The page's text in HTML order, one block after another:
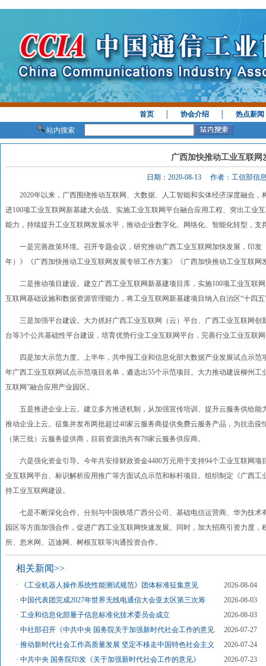
首页 │协会介绍 │热点新闻
站内搜索
广西加快推动工业互联网
日期：2020-08-13 作者：工信部信
2020年以来，广西围绕推动互联网、大数据、人工智能和实体经济深度融合，
进100项工业互联网新基建大会战、实施工业互联网平台融合应用工程、突出工业
能力，持续提升工业互联网发展水平，推动企业数字化、网络化、智能化转型，支
一是完善政策环境。召开专题会议，研究推动广西工业互联网加快发展，印发
年）》《广西加快推动工业互联网发展专班工作方案》《广西加快推动工业互联
二是推动项目建设。建立广西工业互联网新基建项目库，实施100项工业互联
互联网基础设施和数据资源管理能力，将工业互联网新基建项目纳入自治区“十四
三是加强平台建设。大力抓好广西工业互联网（云）平台、广西工业互联网创
台等3个公共基础性平台建设，培育优势行业工业互联网平台，完善行业工业互联
四是加大示范力度。上半年，共申报工业和信息化部大数据产业发展试点示范
年广西工业互联网试点示范项目名单，遴选出55个示范项目。大力推动建设柳州
互联网”融合应用产业园区。
五是推进企业上云。建立多方推进机制，从加强宣传培训、提升云服务供给能
推动企业上云。征集并发布两批超过40家云服务商提供免费云服务产品，为抗击
（第三批）云服务提供商，目前资源池共有79家云服务供应商。
六是强化资金引导。今年共安排财政资金4480万元用于支持94个工业互联网项
业互联网平台、标识解析应用推广等方面试点示范和标杆项目。组织制定《广西
持工业互联网建设。
七是不断深化合作。分别与中国铁塔广西分公司、基础电信运营商、华为技术
园区等方面加强合作，促进广西工业互联网快速发展。同时，加大招商引资力度
所、忽米网、迈迪网、树根互联等沟通投资合作。
相关新闻>>
· 《工业机器人操作系统性能测试规范》团体标准征集意见
2026-08-04
·中国代表团完成2027年世界无线电通信大会亚太区第三次筹
2026-08-03
·工业和信息化部量子信息标准化技术委员会成立
2026-08-03
·中社部召开《中共中央 国务院关于加强新时代社会工作的意见
2026-07-27
·推动新时代社会工作高质量发展 坚定不移走中国特色社会主义
2026-07-24
·中共中央 国务院印发《关于加强新时代社会工作的意见》
2026-07-23